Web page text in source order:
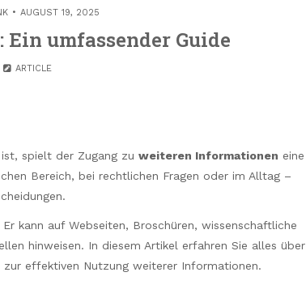
AUGUST 19, 2025
umfassender Guide
ARTICLE
spielt der Zugang zu weiteren Informationen eine
Bereich, bei rechtlichen Fragen oder im Alltag –
kann auf Webseiten, Broschüren, wissenschaftliche
hinweisen. In diesem Artikel erfahren Sie alles über
effektiven Nutzung weiterer Informationen.